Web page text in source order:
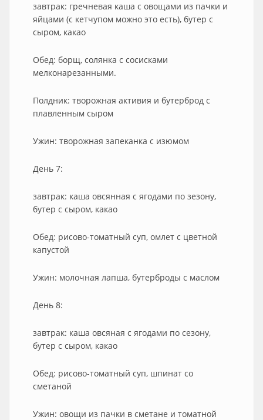
завтрак: гречневая каша с овощами из пачки и
яйцами (с кетчупом можно это есть), бутер с
сыром, какао
Обед: борщ, солянка с сосисками
мелконарезанными.
Полдник: творожная активия и бутерброд с
плавленным сыром
Ужин: творожная запеканка с изюмом
День 7:
завтрак: каша овсянная с ягодами по зезону,
бутер с сыром, какао
Обед: рисово-томатный суп, омлет с цветной
капустой
Ужин: молочная лапша, бутерброды с маслом
День 8:
завтрак: каша овсяная с ягодами по сезону,
бутер с сыром, какао
Обед: рисово-томатный суп, шпинат со
сметаной
Ужин: овощи из пачки в сметане и томатной